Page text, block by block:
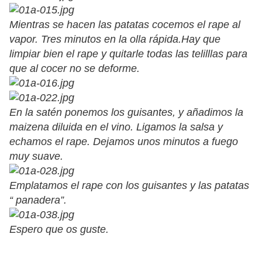
Mientras se hacen las patatas cocemos el rape al
vapor. Tres minutos en la olla rápida.Hay que
limpiar bien el rape y quitarle todas las telilllas para
que al cocer no se deforme.
En la satén ponemos los guisantes, y añadimos la
maizena diluida en el vino. Ligamos la salsa y
echamos el rape. Dejamos unos minutos a fuego
muy suave.
Emplatamos el rape con los guisantes y las patatas
“ panadera”.
Espero que os guste.